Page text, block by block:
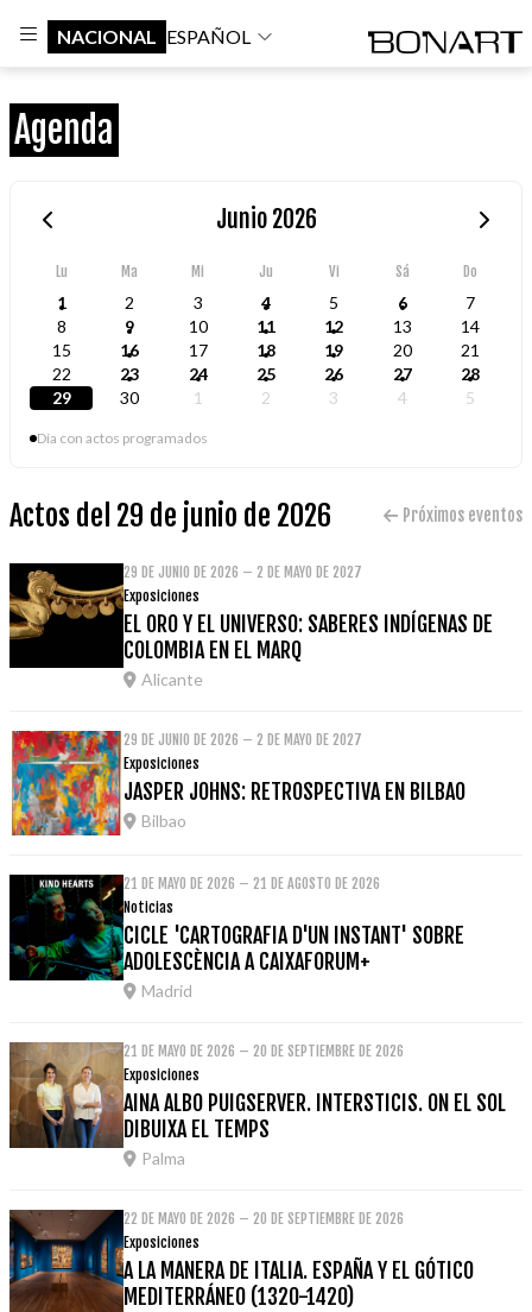
NACIONAL ESPAÑOL
Agenda
Junio 2026
Lu Ma Mi Ju Vi Sá Do
1 2 3 4 5 6
7
8
9 10 11 12 13
14
15
16 17 18 19 20
21
22
23 24 25 26 27
28
29
30 1 2 3 4 5
Día con actos programados
Actos del 29 de junio de 2026 Próximos eventos
29 DE JUNIO DE 2026 – 2 DE MAYO DE 2027
Exposiciones
EL ORO Y EL UNIVERSO: SABERES INDÍGENAS DE
COLOMBIA EN EL MARQ
Alicante
29 DE JUNIO DE 2026 – 2 DE MAYO DE 2027
Exposiciones
JASPER JOHNS: RETROSPECTIVA EN BILBAO
Bilbao
21 DE MAYO DE 2026 – 21 DE AGOSTO DE 2026
Noticias
CICLE 'CARTOGRAFIA D'UN INSTANT' SOBRE
ADOLESCÈNCIA A CAIXAFORUM+
Madrid
21 DE MAYO DE 2026 – 20 DE SEPTIEMBRE DE 2026
Exposiciones
AINA ALBO PUIGSERVER. INTERSTICIS. ON EL SOL
DIBUIXA EL TEMPS
Palma
22 DE MAYO DE 2026 – 20 DE SEPTIEMBRE DE 2026
Exposiciones
A LA MANERA DE ITALIA. ESPAÑA Y EL GÓTICO
MEDITERRÁNEO (1320-1420)